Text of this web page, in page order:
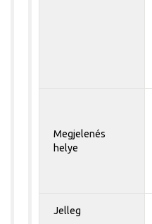
Megjelenés
helye
Jelleg